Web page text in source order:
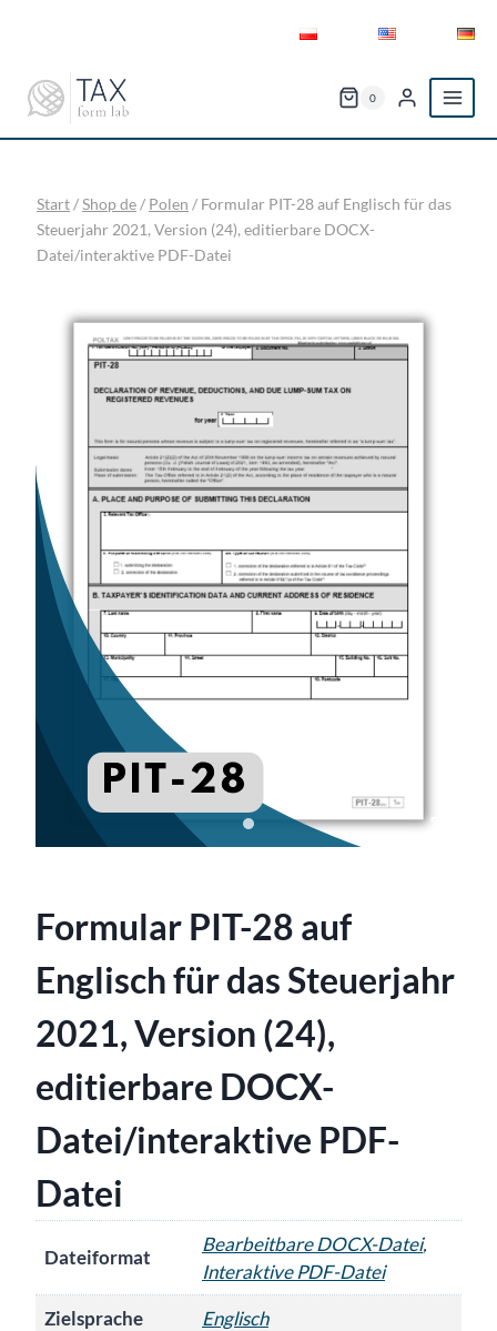
0
Start/Shop de/ Polen / Formular PIT-28 auf Englisch für das
Steuerjahr 2021, Version (24), editierbare DOCX-
Datei/interaktive PDF-Datei
Formular PIT-28 auf
Englisch für das Steuerjahr
2021, Version (24),
editierbare DOCX-
Datei/interaktive PDF-
Datei
Dateiformat
Bearbeitbare DOCX-Datei,
Interaktive PDF-Datei
Zielsprache
Englisch